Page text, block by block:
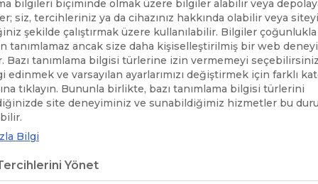
UND'DEN HABERLER / UND HEYETİ HABUR GÜMRÜK
HEYETİ HABUR GÜMRÜK
bilgileri biçiminde olmak üzere bilgiler alabilir veya
siz, tercihleriniz ya da cihazınız hakkında olabilir veya siteyi
şekilde çalıştırmak üzere kullanılabilir. Bilgiler
tanımlamaz ancak size daha kişiselleştirilmiş bir web
Bazı tanımlama bilgisi türlerine izin vermemeyi
edinmek ve varsayılan ayarlarımızı değiştirmek için farklı
tıklayın. Bununla birlikte, bazı tanımlama bilgisi türlerini
site deneyiminiz ve sunabildiğimiz hizmetler bu
Bilgi
Yönet